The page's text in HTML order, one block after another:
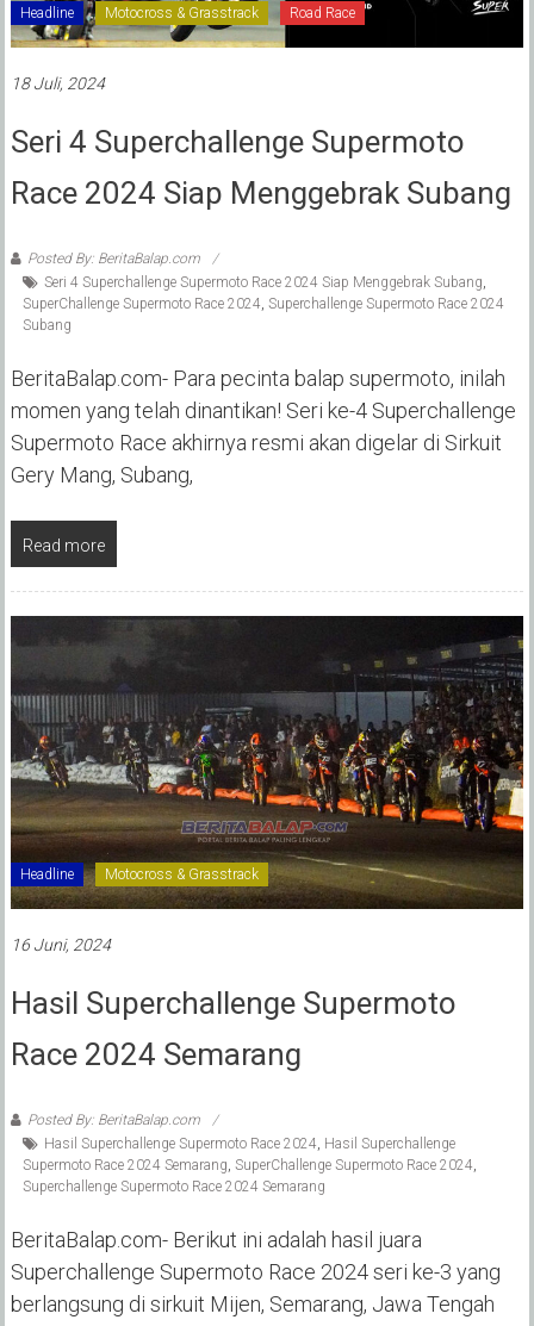
Headline Motocross & Grasstrack Road Race
18 Juli, 2024
Seri 4 Superchallenge Supermoto
Race 2024 Siap Menggebrak Subang
Posted By: BeritaBalap.com
Seri 4 Superchallenge Supermoto Race 2024 Siap Menggebrak Subang,
SuperChallenge Supermoto Race 2024, Superchallenge Supermoto Race 2024
Subang
BeritaBalap.com- Para pecinta balap supermoto, inilah
momen yang telah dinantikan! Seri ke-4 Superchallenge
Supermoto Race akhirnya resmi akan digelar di Sirkuit
Gery Mang, Subang,
Read more
Headline Motocross & Grasstrack
16 Juni, 2024
Hasil Superchallenge Supermoto
Race 2024 Semarang
Posted By: BeritaBalap.com
Hasil Superchallenge Supermoto Race 2024, Hasil Superchallenge
Supermoto Race 2024 Semarang, SuperChallenge Supermoto Race 2024,
Superchallenge Supermoto Race 2024 Semarang
BeritaBalap.com- Berikut ini adalah hasil juara
Superchallenge Supermoto Race 2024 seri ke-3 yang
berlangsung di sirkuit Mijen, Semarang, Jawa Tengah